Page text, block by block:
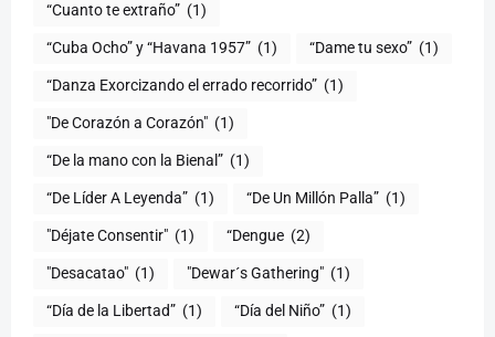
“Cuanto te extraño” (1)
“Cuba Ocho” y “Havana 1957” (1) “Dame tu sexo” (1)
“Danza Exorcizando el errado recorrido” (1)
"De Corazón a Corazón" (1)
(1)
“De Líder A Leyenda” (1) “De Un Millón Palla” (1)
"Déjate Consentir" (1) “Dengue (2)
"Desacatao" (1) "Dewar´s Gathering" (1)
(1) “Día del Niño” (1)